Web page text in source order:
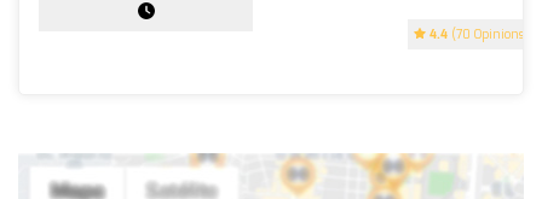
4.4 (70 Opinions)